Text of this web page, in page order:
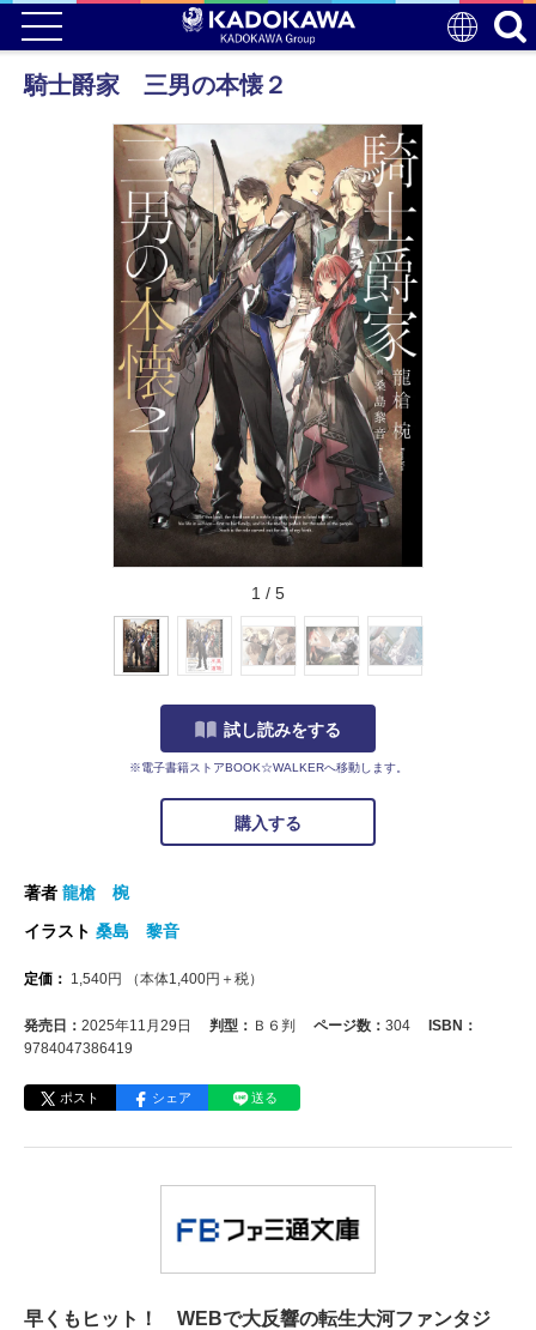
騎士爵家 三男の本懐２
1 / 5
試し読みをする
※電子書籍ストアBOOK☆WALKERへ移動します。
購入する
著者 龍槍 椀
イラスト 桑島 黎音
定価： 1,540円 （本体1,400円＋税）
発売日： 2025年11月29日 判型： Ｂ６判 ページ数： 304
ISBN：
9784047386419
ポスト シェア 送る
早くもヒット！ WEBで大反響の転生大河ファンタジ